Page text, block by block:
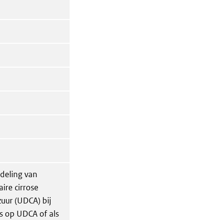
van
cirrose
(UDCA) bij
UDCA of als